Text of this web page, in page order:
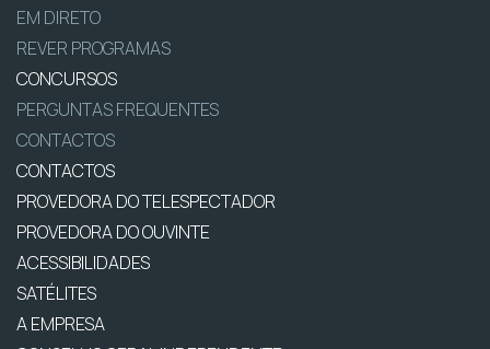
EM DIRETO
REVER PROGRAMAS
CONCURSOS
PERGUNTAS FREQUENTES
CONTACTOS
CONTACTOS
PROVEDORA DO TELESPECTADOR
PROVEDORA DO OUVINTE
ACESSIBILIDADES
SATÉLITES
A EMPRESA